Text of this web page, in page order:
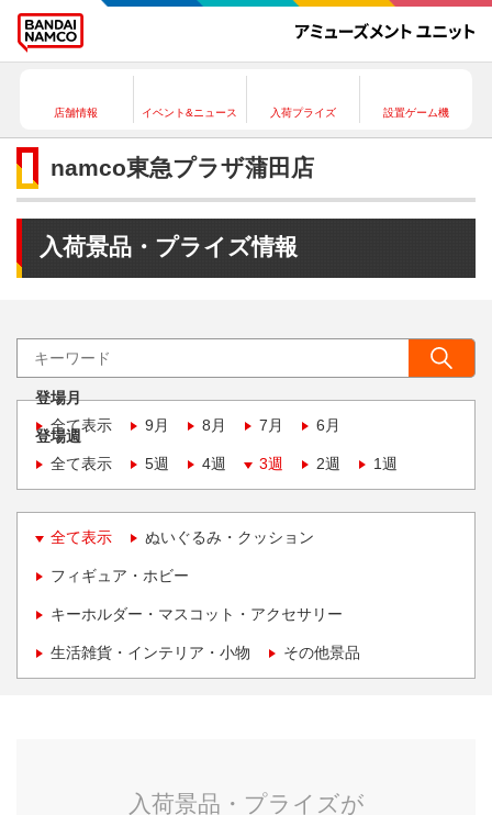
店舗情報 イベント&ニュース 入荷プライズ 設置ゲーム機
namco東急プラザ蒲田店
入荷景品・プライズ情報
登場月
全て表示
9月 8月 7月 6月
登場週
全て表示
5週 4週 3週 2週 1週
全て表示 ぬいぐるみ・クッション
フィギュア・ホビー
キーホルダー・マスコット・アクセサリー
生活雑貨・インテリア・小物 その他景品